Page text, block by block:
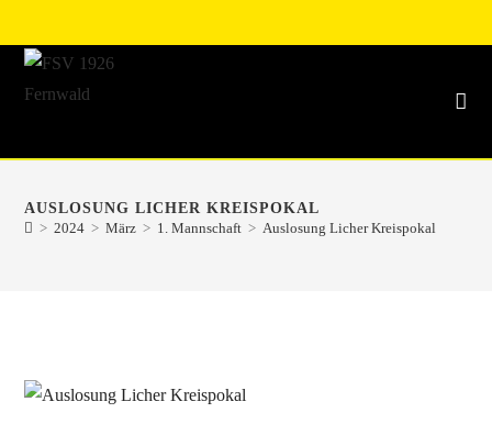
AUSLOSUNG LICHER KREISPOKAL
> 2024 > März > 1. Mannschaft > Auslosung Licher Kreispokal